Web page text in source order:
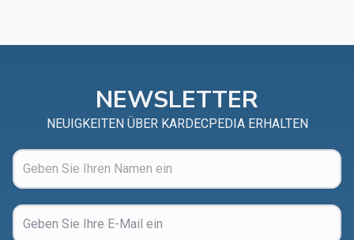
NEWSLETTER
NEUIGKEITEN ÜBER KARDECPEDIA ERHALTEN